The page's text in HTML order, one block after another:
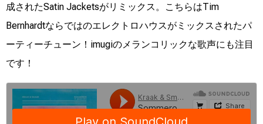
成されたSatin Jacketsがリミックス。こちらはTim
Bernhardtならではのエレクトロハウスがミックスされたパ
ーティーチューン！imugiのメランコリックな歌声にも注目
です！